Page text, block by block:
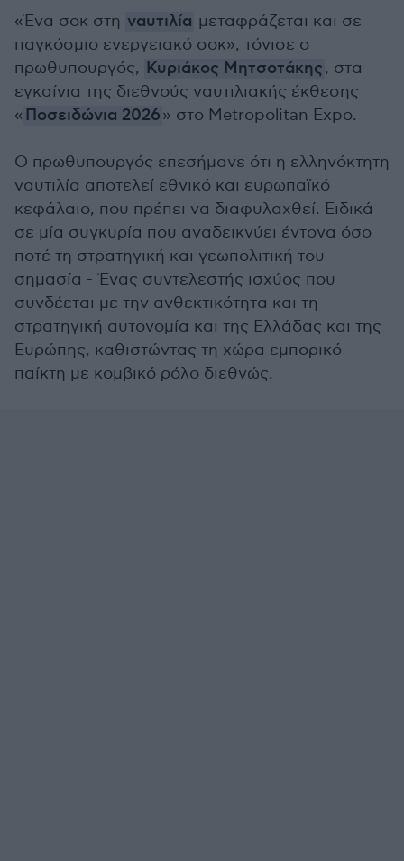
«Ένα σοκ στη ναυτιλία μεταφράζεται και σε
παγκόσμιο ενεργειακό σοκ», τόνισε ο
πρωθυπουργός, Κυριάκος Μητσοτάκης, στα
εγκαίνια της διεθνούς ναυτιλιακής έκθεσης
« Ποσειδώνια 2026» στο Metropolitan Expo.
Ο πρωθυπουργός επεσήμανε ότι η ελληνόκτητη
ναυτιλία αποτελεί εθνικό και ευρωπαϊκό
κεφάλαιο, που πρέπει να διαφυλαχθεί. Ειδικά
σε μία συγκυρία που αναδεικνύει έντονα όσο
ποτέ τη στρατηγική και γεωπολιτική του
σημασία - Ένας συντελεστής ισχύος που
συνδέεται με την ανθεκτικότητα και τη
στρατηγική αυτονομία και της Ελλάδας και της
Ευρώπης, καθιστώντας τη χώρα εμπορικό
παίκτη με κομβικό ρόλο διεθνώς.